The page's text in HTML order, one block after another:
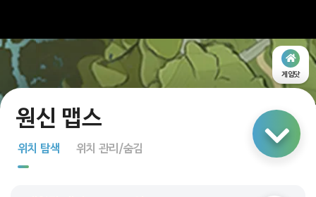
게임닷
링크 공유
위치 탐색 위치 관리/숨김